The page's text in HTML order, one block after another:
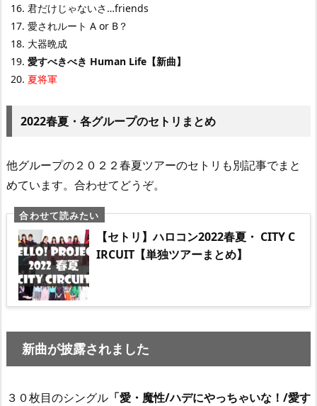
君だけじゃないさ…friends
愛されルート A or B？
大器晩成
愛すべきべき Human Life【新曲】
夏将軍
2022春夏・各グループのセトリまとめ
他グループの２０２２春夏ツアーのセトリも別記事でまと
めています。合わせてどうぞ。
【セトリ】ハロコン2022春夏・ CITY C
IRCUIT【単独ツアーまとめ】
新曲が披露されました
３０枚目のシングル 「愛・魔性/ハデにやっちゃいな！/愛す